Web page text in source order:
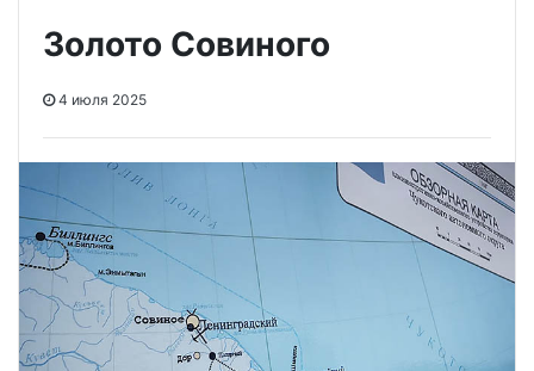
Золото Совиного
4 июля 2025